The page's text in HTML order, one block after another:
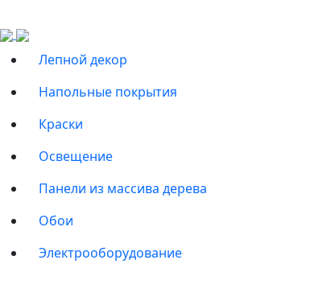
Лепной декор
Напольные покрытия
Краски
Освещение
Панели из массива дерева
Обои
Электрооборудование